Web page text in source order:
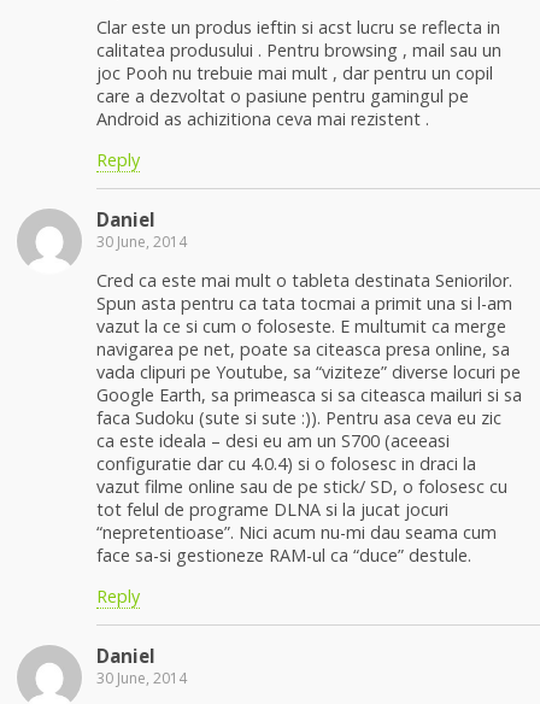
Clar este un produs ieftin si acst lucru se reflecta in
calitatea produsului . Pentru browsing , mail sau un
joc Pooh nu trebuie mai mult , dar pentru un copil
care a dezvoltat o pasiune pentru gamingul pe
Android as achizitiona ceva mai rezistent .
Reply
Daniel
30 June, 2014
Cred ca este mai mult o tableta destinata Seniorilor.
Spun asta pentru ca tata tocmai a primit una si l-am
vazut la ce si cum o foloseste. E multumit ca merge
navigarea pe net, poate sa citeasca presa online, sa
vada clipuri pe Youtube, sa “viziteze” diverse locuri pe
Google Earth, sa primeasca si sa citeasca mailuri si sa
faca Sudoku (sute si sute :)). Pentru asa ceva eu zic
ca este ideala – desi eu am un S700 (aceeasi
configuratie dar cu 4.0.4) si o folosesc in draci la
vazut filme online sau de pe stick/ SD, o folosesc cu
tot felul de programe DLNA si la jucat jocuri
“nepretentioase”. Nici acum nu-mi dau seama cum
face sa-si gestioneze RAM-ul ca “duce” destule.
Reply
Daniel
30 June, 2014